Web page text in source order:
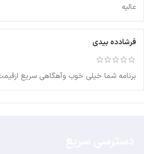
عالیه
فرشادده بیدی
برنامه شما خیلی خوب وآهگاهی سریع